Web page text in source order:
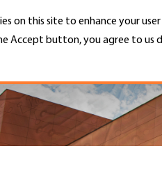
on this site to enhance your
Accept button, you agree to us